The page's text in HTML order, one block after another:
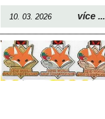
10. 03. 2026 více ...